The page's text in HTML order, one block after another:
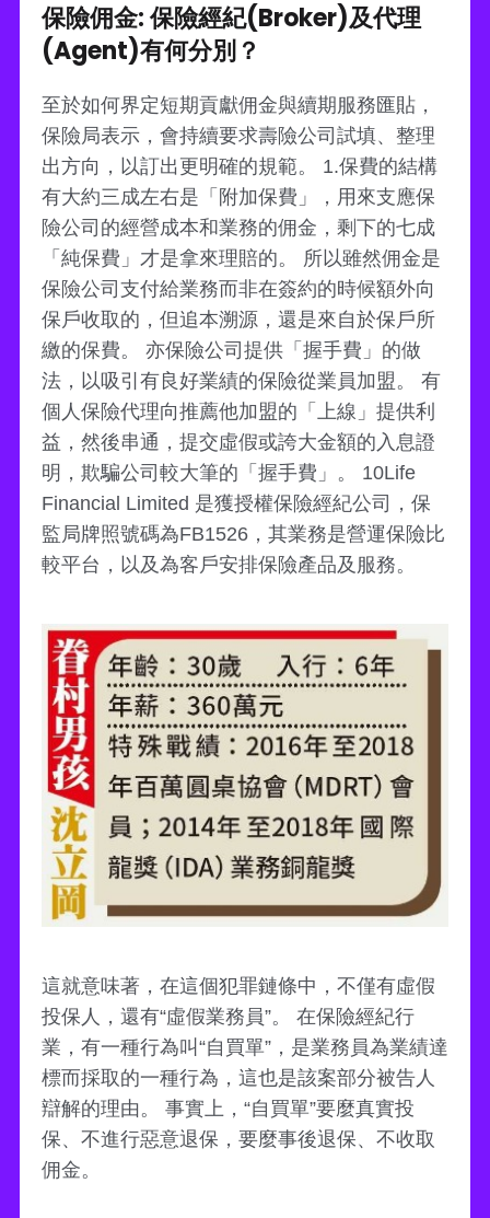
保險佣金: 保險經紀(Broker)及代理
(Agent)有何分別？
至於如何界定短期貢獻佣金與續期服務匯貼，
保險局表示，會持續要求壽險公司試填、整理
出方向，以訂出更明確的規範。 1.保費的結構
有大約三成左右是「附加保費」，用來支應保
險公司的經營成本和業務的佣金，剩下的七成
「純保費」才是拿來理賠的。 所以雖然佣金是
保險公司支付給業務而非在簽約的時候額外向
保戶收取的，但追本溯源，還是來自於保戶所
繳的保費。 亦保險公司提供「握手費」的做
法，以吸引有良好業績的保險從業員加盟。 有
個人保險代理向推薦他加盟的「上線」提供利
益，然後串通，提交虛假或誇大金額的入息證
明，欺騙公司較大筆的「握手費」。 10Life
Financial Limited 是獲授權保險經紀公司，保
監局牌照號碼為FB1526，其業務是營運保險比
較平台，以及為客戶安排保險產品及服務。
這就意味著，在這個犯罪鏈條中，不僅有虛假
投保人，還有“虛假業務員”。 在保險經紀行
業，有一種行為叫“自買單”，是業務員為業績達
標而採取的一種行為，這也是該案部分被告人
辯解的理由。 事實上，“自買單”要麼真實投
保、不進行惡意退保，要麼事後退保、不收取
佣金。